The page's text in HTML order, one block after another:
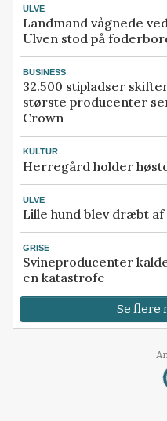
ULVE
Landmand vågnede
Ulven stod på
BUSINESS
32.500 stipladser
største producenter
Crown
KULTUR
Herregård holder
ULVE
Lille hund blev dræbt af
GRISE
Svineproducenter
en katastrofe
Se flere